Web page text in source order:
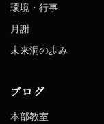
環境・行事
月謝
未来洞の歩み
ブログ
本部教室